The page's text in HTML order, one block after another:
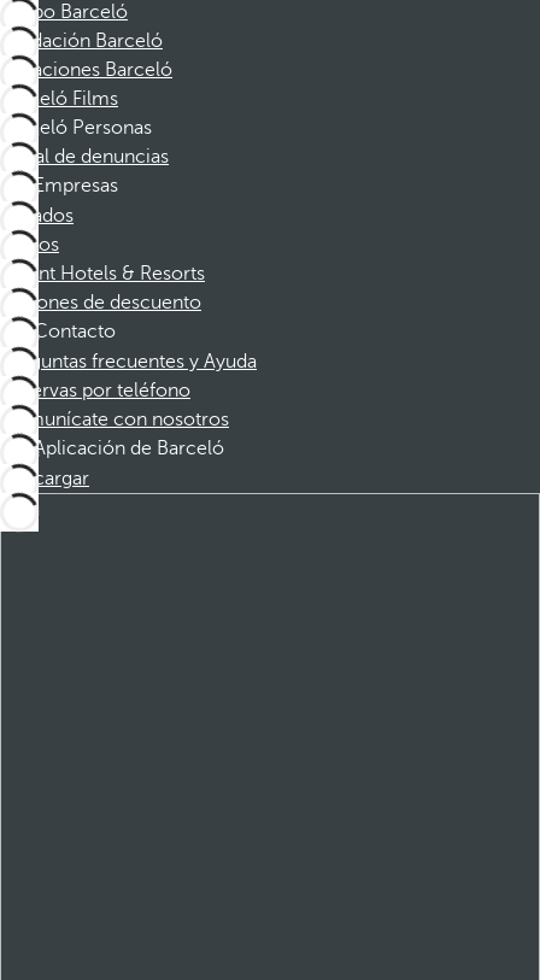
Grupo Barceló
Fundación Barceló
Vacaciones Barceló
Barceló Films
Barceló Personas
Canal de denuncias
Empresas
Afiliados
Socios
Dorint Hotels & Resorts
Cupones de descuento
Contacto
Preguntas frecuentes y Ayuda
Reservas por teléfono
Comunícate con nosotros
Aplicación de Barceló
Descargar